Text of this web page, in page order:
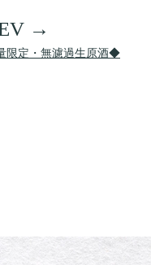
限定・無濾過生原酒◆